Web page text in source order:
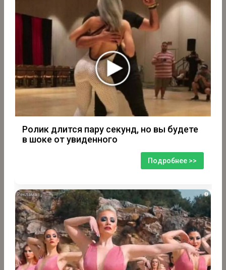
Ролик длится пару секунд, но вы будете
в шоке от увиденного
Подробнее >>
i